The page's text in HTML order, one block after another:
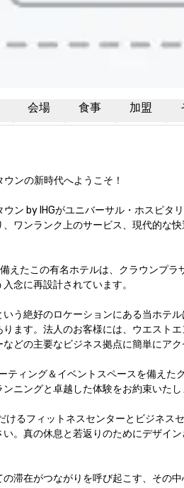
会場 食事 加盟
ンの新時代へようこそ！
ン by IHGがユニバーサル・ホスピタ
ワンランク上のサービス、現代的な
えたこの有名ホテルは、クラウンプ
念に再設計されています。
う絶好のロケーションにある当ホテ
ます。法人のお客様には、ウエスト
どの主要なビジネス拠点に簡単にアク
ィング＆イベントスペースを備え
ニングと卓越した体験をお約束いたし
るフィットネスセンターとビジネス
。真の休息と若返りのためにデザイ
滞在がつながりを呼び起こす、その